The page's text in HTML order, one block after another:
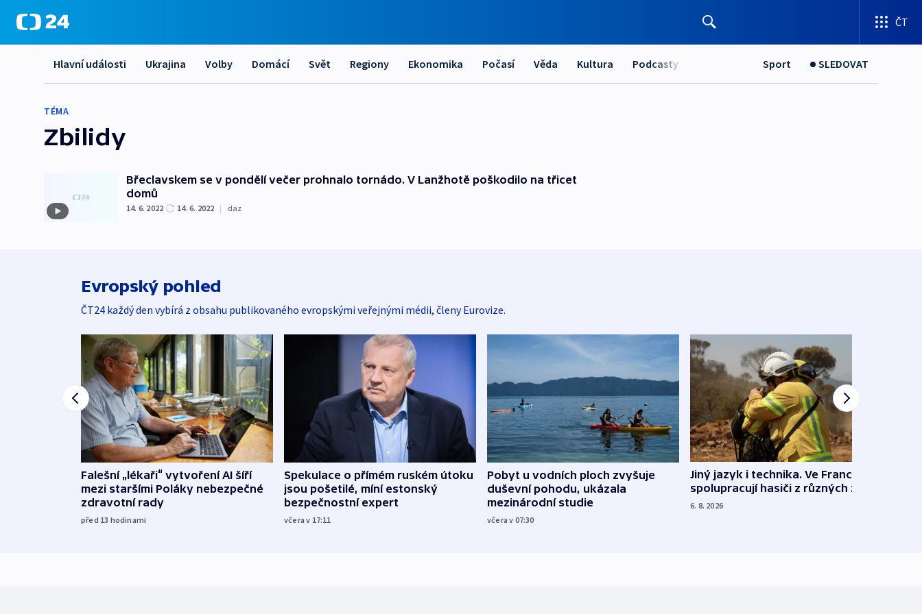
ČT
Hlavní události Ukrajina Volby Domácí Svět Regiony Ekonomika Počasí Věda Kultura Podcasty Sport SLEDOVAT
TÉMA
Zbilidy
Břeclavskem se v pondělí večer prohnalo tornádo. V Lanžhotě poškodilo na třicet
domů
14. 6. 2022 14. 6. 2022 | daz
Evropský pohled
ČT24 každý den vybírá z obsahu publikovaného evropskými veřejnými médii, členy Eurovize.
Falešní „lékaři“ vytvoření AI šíří
mezi staršími Poláky nebezpečné
zdravotní rady
před 13 hodinami
Spekulace o přímém ruském útoku
jsou pošetilé, míní estonský
bezpečnostní expert
včera v 17:11
Pobyt u vodních ploch zvyšuje
duševní pohodu, ukázala
mezinárodní studie
včera v 07:30
Jiný jazyk i technika. Ve Francii
spolupracují hasiči z různých zemí
6. 8. 2026